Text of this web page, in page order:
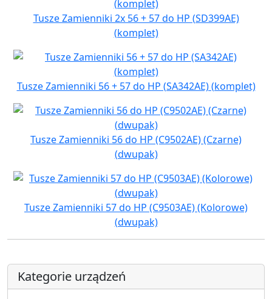
Tusze Zamienniki 2x 56 + 57 do HP (SD399AE)
(komplet)
Tusze Zamienniki 56 + 57 do HP (SA342AE) (komplet)
Tusze Zamienniki 56 do HP (C9502AE) (Czarne)
(dwupak)
Tusze Zamienniki 57 do HP (C9503AE) (Kolorowe)
(dwupak)
Kategorie urządzeń